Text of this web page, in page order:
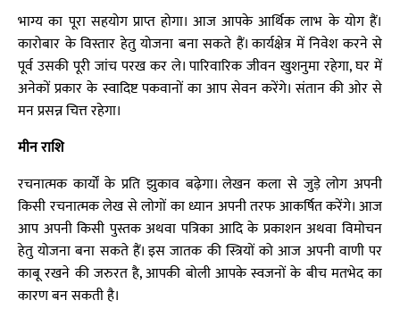
भाग्य का पूरा सहयोग प्राप्त होगा। आज आपके आर्थिक लाभ के योग हैं।
कारोबार के विस्तार हेतु योजना बना सकते हैं। कार्यक्षेत्र में निवेश करने से
पूर्व उसकी पूरी जांच परख कर ले। पारिवारिक जीवन खुशनुमा रहेगा, घर में
अनेकों प्रकार के स्वादिष्ट पकवानों का आप सेवन करेंगे। संतान की ओर से
मन प्रसन्न चित्त रहेगा।
मीन राशि
रचनात्मक कार्यों के प्रति झुकाव बढ़ेगा। लेखन कला से जुड़े लोग अपनी
किसी रचनात्मक लेख से लोगों का ध्यान अपनी तरफ आकर्षित करेंगे। आज
आप अपनी किसी पुस्तक अथवा पत्रिका आदि के प्रकाशन अथवा विमोचन
हेतु योजना बना सकते हैं। इस जातक की स्त्रियों को आज अपनी वाणी पर
काबू रखने की जरुरत है, आपकी बोली आपके स्वजनों के बीच मतभेद का
कारण बन सकती है।